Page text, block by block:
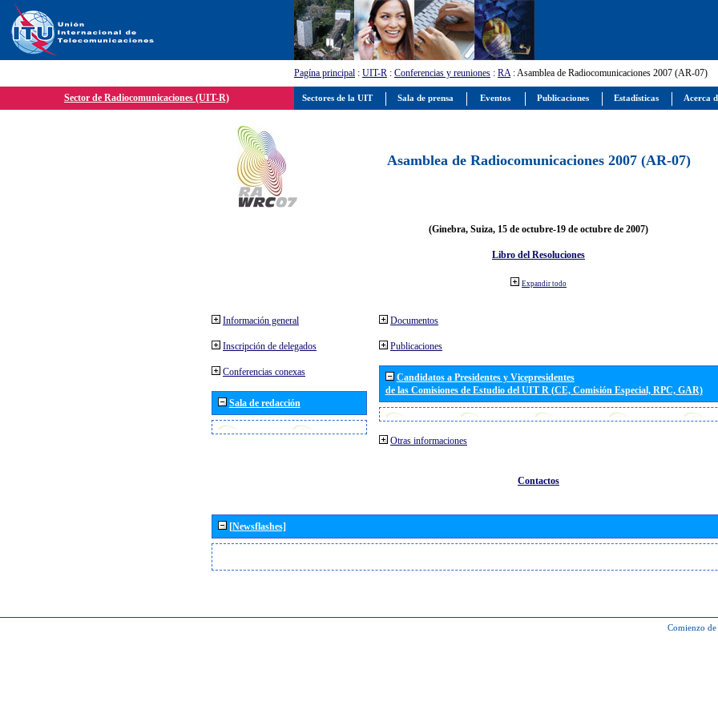
Pagína principal : UIT-R : Conferencias y reuniones : RA: Asamblea de Radiocomunicaciones 2007 (AR-07)
Sector de Radiocomunicaciones (UIT-R)
Asamblea de Radiocomunicaciones 2007 (AR-07)
(Ginebra, Suiza, 15 de octubre-19 de octubre de 2007)
Libro del Resoluciones
Expandir todo
Información general
Inscripción de delegados
Conferencias conexas
Sala de redacción
Documentos
Publicaciones
Candidatos a Presidentes y Vicepresidentes
de las Comisiones de Estudio del UIT R (CE, Comisión Especial, RPC, GAR)
Otras informaciones
Contactos
[Newsflashes]
Comienzo
Sectores de la UIT Sala de prensa Eventos Publicaciones Estadísticas Acerca